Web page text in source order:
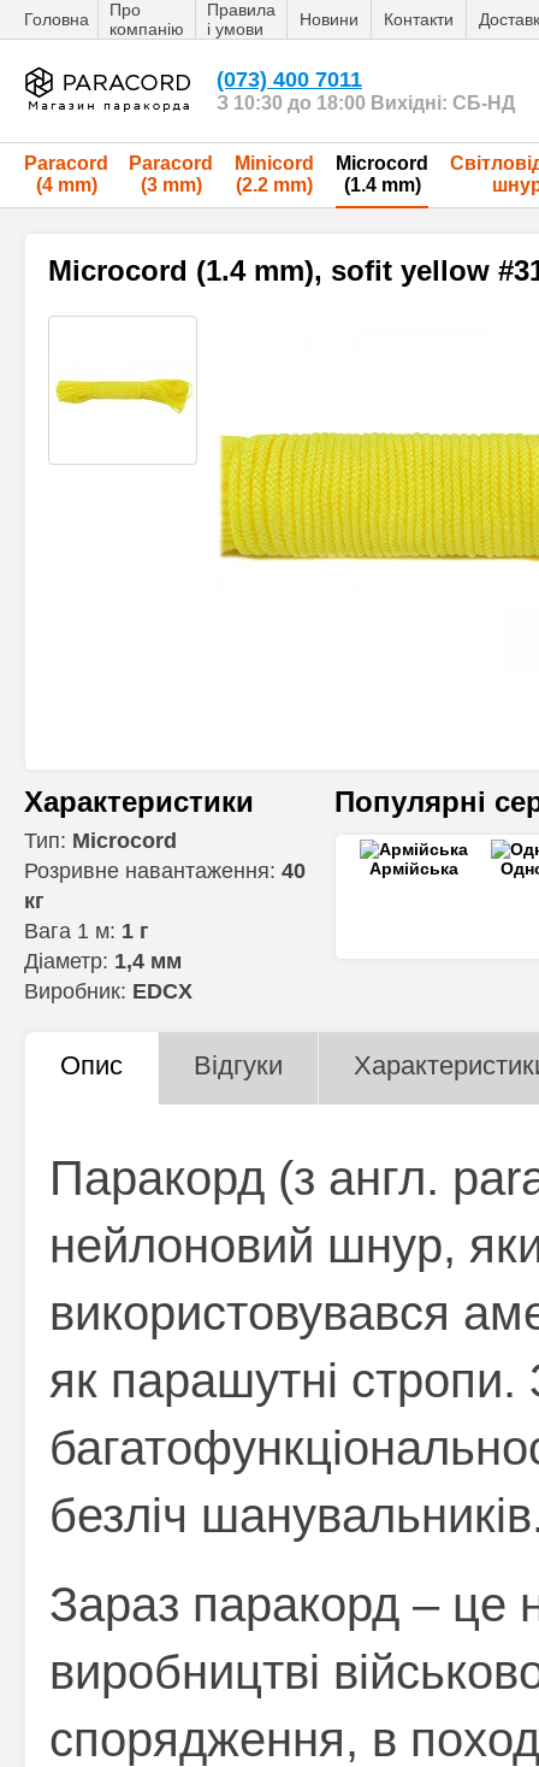
Головна
Про
компанію
Правила
і умови
Новини Контакти
(073) 400 7011
З 10:30 до 18:00 Вихідні: СБ-НД
Paracord
(4 mm)
Paracord
(3 mm)
Minicord
(2.2 mm)
Microcord
(1.4 mm)
Microcord (1.4 mm), sofit yellow
Характеристики
Тип: Microcord
Розривне навантаження: 40
кг
Вага 1 м: 1 г
Діаметр: 1,4 мм
Виробник: EDCX
Популярні
Армійська
Опис Відгуки
Паракорд (з англ.
нейлоновий шнур,
використовувався
як парашутні стропи.
безліч
Зараз паракорд – це
виробництві
спорядження, в